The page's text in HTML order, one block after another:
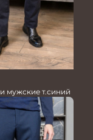
мужские т.синий